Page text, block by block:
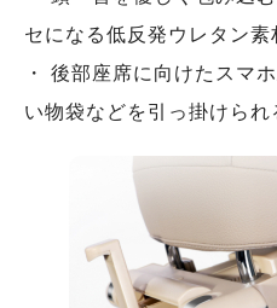
セになる低反発ウレタン素
・ 後部座席に向けたスマ
い物袋などを引っ掛けられ